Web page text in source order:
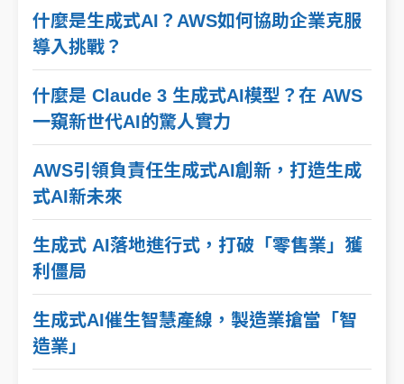
什麼是生成式AI？AWS如何協助企業克服
導入挑戰？
什麼是 Claude 3 生成式AI模型？在 AWS
一窺新世代AI的驚人實力
AWS引領負責任生成式AI創新，打造生成
式AI新未來
生成式 AI落地進行式，打破「零售業」獲
利僵局
生成式AI催生智慧產線，製造業搶當「智
造業」